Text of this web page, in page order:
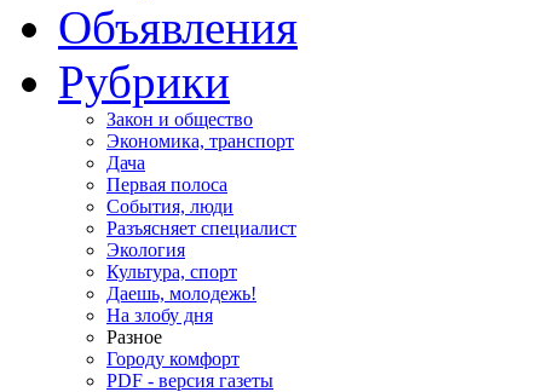
Объявления
Рубрики
Закон и общество
Экономика, транспорт
Дача
Первая полоса
События, люди
Разъясняет специалист
Экология
Культура, спорт
Даешь, молодежь!
На злобу дня
Разное
Городу комфорт
PDF - версия газеты